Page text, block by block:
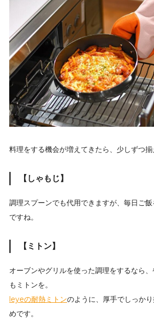
料理をする機会が増えてきたら、少しずつ揃
【しゃもじ】
調理スプーンでも代用できますが、毎日ご
ですね。
【ミトン】
オーブンやグリルを使った調理をするなら
もミトンを。
leyeの耐熱ミトンのように、厚手でしっか
めです。